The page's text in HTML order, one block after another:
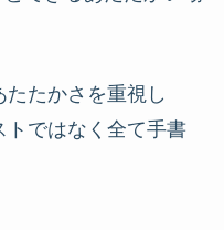
たかさを重視し
トではなく全て手書